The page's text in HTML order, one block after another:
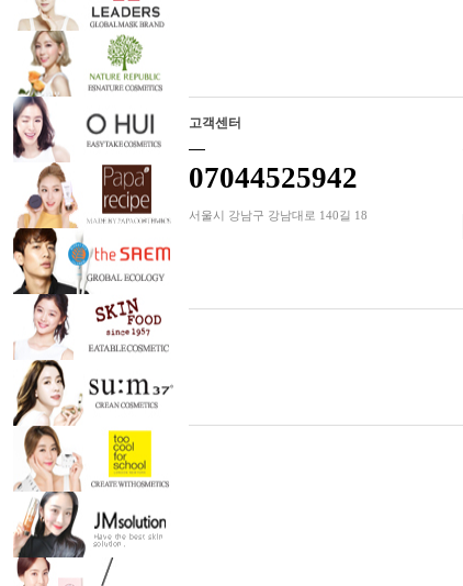
고객센터
07044525942
서울시 강남구 강남대로 140길 18